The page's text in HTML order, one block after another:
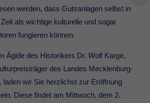
werden, dass Gutsanlagen selbst in
als wichtige kulturelle und sogar
fungieren können.
Ägide des Historikers Dr. Wolf Karge,
des Landes Mecklenburg-
laden wir Sie herzlichst zur Eröffnung
Diese findet am Mittwoch, dem 2.